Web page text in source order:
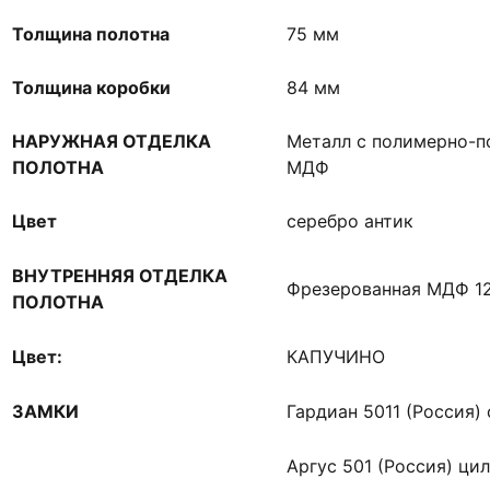
Толщина полотна 75 мм
Толщина коробки 84 мм
НАРУЖНАЯ ОТДЕЛКА
ПОЛОТНА
Металл с полимерно-
МДФ
Цвет серебро антик
ВНУТРЕННЯЯ ОТДЕЛКА
ПОЛОТНА
Фрезерованная МДФ
Цвет: КАПУЧИНО
ЗАМКИ Гардиан 5011
Аргус 501 (Россия)